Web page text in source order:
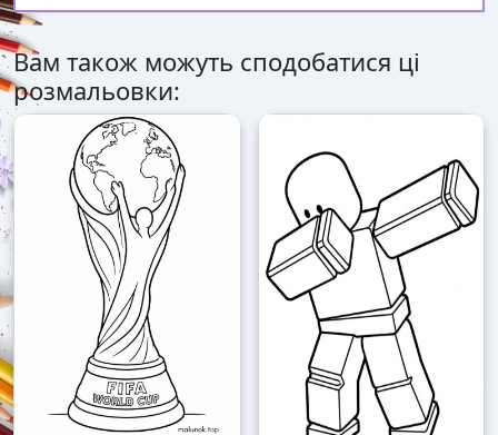
Вам також можуть сподобатися ці
розмальовки: